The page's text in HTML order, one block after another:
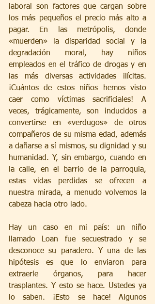
laboral son factores que cargan sobre
los más pequeños el precio más alto a
pagar. En las metrópolis, donde
«muerden» la disparidad social y la
degradación moral, hay niños
empleados en el tráfico de drogas y en
las más diversas actividades ilícitas.
¡Cuántos de estos niños hemos visto
caer como víctimas sacrificiales! A
veces, trágicamente, son inducidos a
convertirse en «verdugos» de otros
compañeros de su misma edad, además
a dañarse a sí mismos, su dignidad y su
humanidad. Y, sin embargo, cuando en
la calle, en el barrio de la parroquia,
estas vidas perdidas se ofrecen a
nuestra mirada, a menudo volvemos la
cabeza hacia otro lado.
Hay un caso en mi país: un niño
llamado Loan fue secuestrado y se
desconoce su paradero. Y una de las
hipótesis es que lo enviaron para
extraerle órganos, para hacer
trasplantes. Y esto se hace. Ustedes ya
lo saben. ¡Esto se hace! Algunos